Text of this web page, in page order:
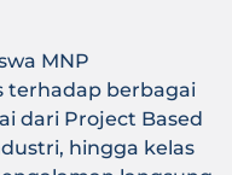
MNP
terhadap berbagai
dari Project Based
hingga kelas